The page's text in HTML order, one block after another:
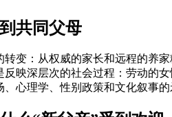
共同父母
变：从权威的家长和远程的养
映深层次的社会过程：劳动的
心理学、性别政策和文化叙事的